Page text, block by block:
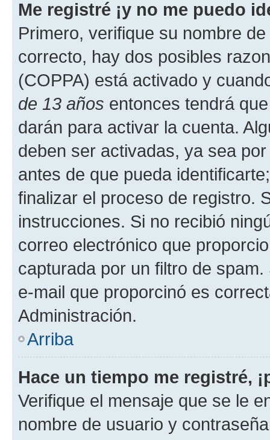
Me registré ¡y no me puedo
Primero, verifique su nombre
correcto, hay dos posibles
(COPPA) está activado y
de 13 años entonces tendrá
darán para activar la cuenta.
deben ser activadas, ya sea
antes de que pueda
finalizar el proceso de registro.
instrucciones. Si no recibió
correo electrónico que
capturada por un filtro de
e-mail que proporcinó es
Administración.
Arriba
Hace un tiempo me registré,
Verifique el mensaje que se le
nombre de usuario y